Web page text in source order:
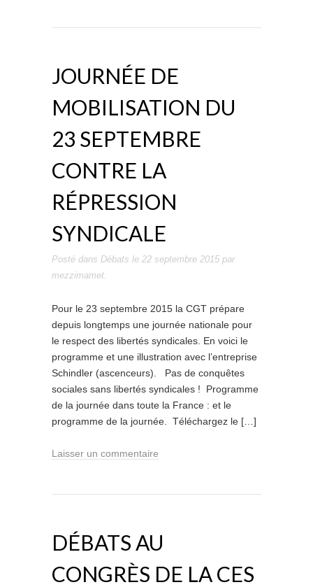
JOURNÉE DE
MOBILISATION DU
23 SEPTEMBRE
CONTRE LA
RÉPRESSION
SYNDICALE
Posté dans Débats le 22 septembre 2015 par
mezzimamet.
Pour le 23 septembre 2015 la CGT prépare
depuis longtemps une journée nationale pour
le respect des libertés syndicales. En voici le
programme et une illustration avec l’entreprise
Schindler (ascenceurs). Pas de conquêtes
sociales sans libertés syndicales ! Programme
de la journée dans toute la France : et le
programme de la journée. Téléchargez le […]
Laisser un commentaire
DÉBATS AU
CONGRÈS DE LA CES